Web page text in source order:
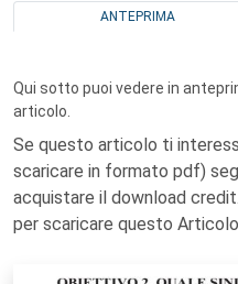
ANTEPRIMA
Qui sotto puoi vedere in
articolo.
Se questo articolo ti
scaricare in formato pdf)
acquistare il download credit.
per scaricare questo